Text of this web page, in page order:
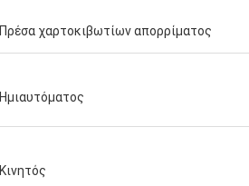
Πρέσα χαρτοκιβωτίων απορρίματος
Ημιαυτόματος
Κινητός